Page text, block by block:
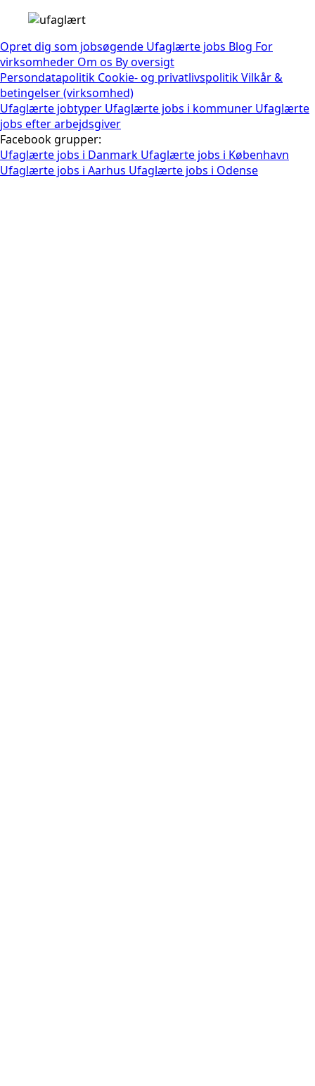
Opret dig som jobsøgende Ufaglærte jobs Blog For
virksomheder Om os By oversigt
Persondatapolitik Cookie- og privatlivspolitikVilkår &
betingelser (virksomhed)
Ufaglærte jobtyper Ufaglærte jobs i kommuner Ufaglærte
jobs efter arbejdsgiver
Facebook grupper:
Ufaglærte jobs i Danmark Ufaglærte jobs i København
Ufaglærte jobs i Aarhus Ufaglærte jobs i Odense